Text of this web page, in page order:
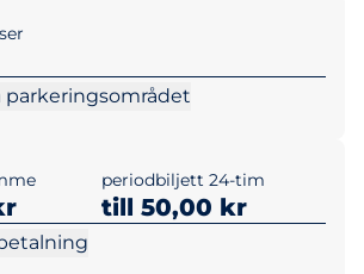
parkeringsområdet
periodbiljett 24-tim
till 50,00 kr